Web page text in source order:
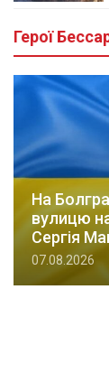
Герої
На
вулицю
Сергія
07.08.2026